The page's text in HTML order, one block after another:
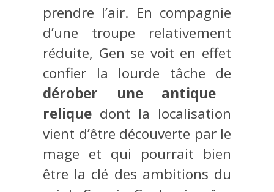
prendre l’air. En compagnie
d’une troupe relativement
réduite, Gen se voit en effet
confier la lourde tâche de
dérober une antique
relique dont la localisation
vient d’être découverte par le
mage et qui pourrait bien
être la clé des ambitions du